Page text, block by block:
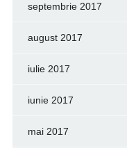
septembrie 2017
august 2017
iulie 2017
iunie 2017
mai 2017